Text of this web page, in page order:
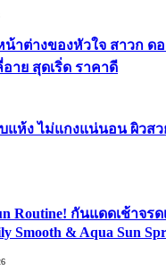
น้าต่างของหัวใจ สาวก ด
าย สุดเริ่ด ราคาดี
แห้ง ไม่แกงแน่นอน ผิวส
Routine! กันแดดเช้าจรด
Smooth & Aqua Sun